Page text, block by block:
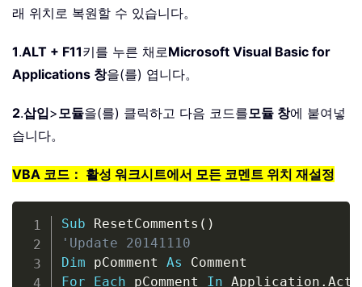
래 위치로 복원할 수 있습니다。
1.ALT + F11키를 누른 채로Microsoft Visual Basic for
Applications 창을(를) 엽니다。
2.삽입>모듈을(를) 클릭하고 다음 코드를모듈 창에 붙여넣
습니다。
VBA 코드： 활성 워크시트에서 모든 코멘트 위치 재설정
Sub ResetComments ( )
'Update 20141110
Dim pComment As
For
Each pComment In Application .